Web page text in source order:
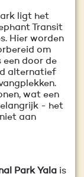
ligt het
Transit
Hier worden
om
een door de
alternatief
wat een
- het
aan
Park Yala is